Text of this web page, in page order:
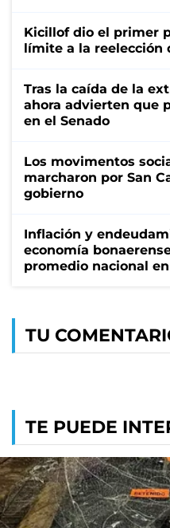
Kicillof dio el primer
límite a la reelección
Tras la caída de la
ahora advierten que
en el Senado
Los movimentos
marcharon por San
gobierno
Inflación y
economía
promedio nacional
TU
TE PUEDE